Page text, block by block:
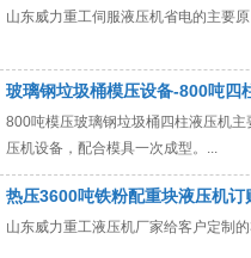
山东威力重工伺服液压机省电的主要
玻璃钢垃圾桶模压设备-800吨四
800吨模压玻璃钢垃圾桶四柱液压机
压机设备，配合模具一次成型。...
热压3600吨铁粉配重块液压机订
山东威力重工液压机厂家给客户定制